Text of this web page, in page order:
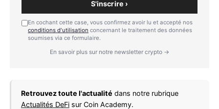
S'inscrire ›
En cochant cette case, vous confirmez avoir lu et accepté nos
conditions d'utilisation concernant le traitement des données
soumises via ce formulaire.
En savoir plus sur notre newsletter crypto →
Retrouvez toute l'actualité dans notre rubrique
Actualités DeFi sur Coin Academy.